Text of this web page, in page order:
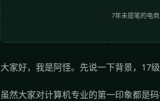
7年未提笔的电
大家好，我是阿怪。先说一下背景，17
虽然大家对计算机专业的第一印象都是